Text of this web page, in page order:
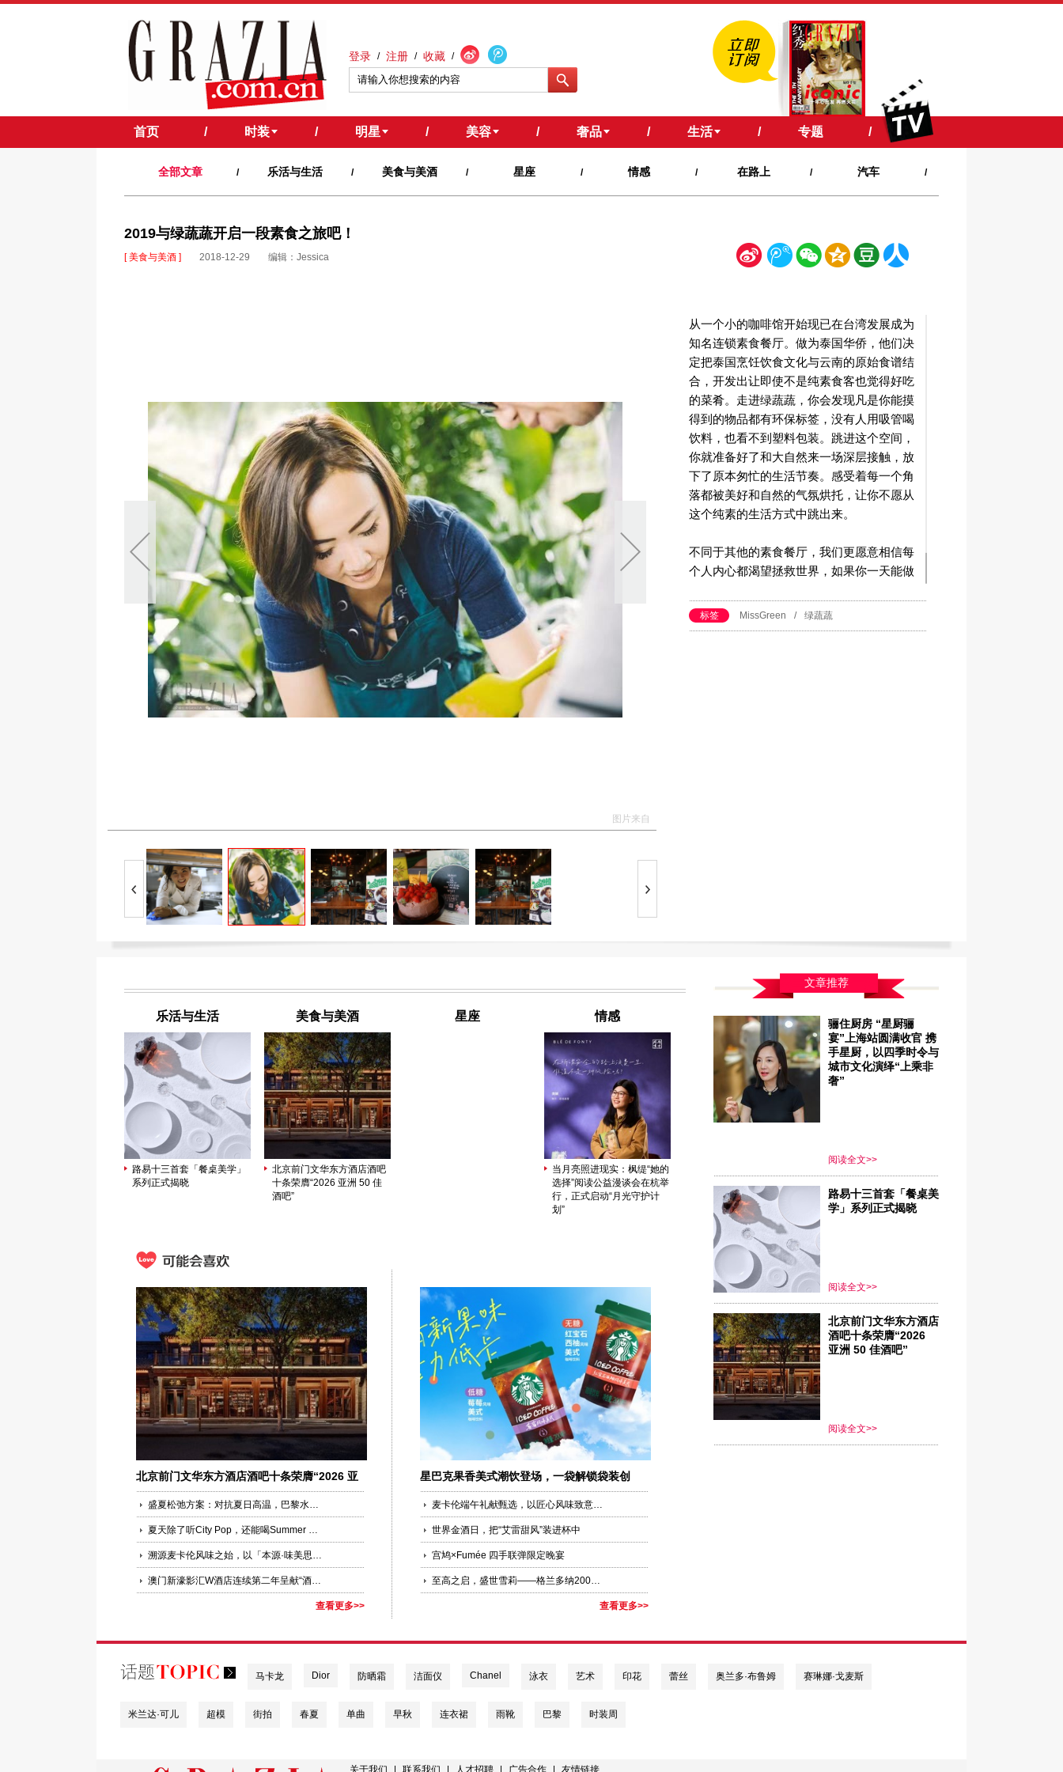
登录 / 注册 / 收藏 /
首页 / 时装 / 明星 / 美容 / 奢品 / 生活 / 专题 /
全部文章 / 乐活与生活 / 美食与美酒 / 星座 / 情感 / 在路上 / 汽车 /
2019与绿蔬蔬开启一段素食之旅吧！
[ 美食与美酒 ] 2018-12-29 编辑：Jessica 新 腾 微 空 豆
图片来自
从一个小的咖啡馆开始现已在台湾发展成为
知名连锁素食餐厅。做为泰国华侨，他们决
定把泰国烹饪饮食文化与云南的原始食谱结
合，开发出让即使不是纯素食客也觉得好吃
的菜肴。走进绿蔬蔬，你会发现凡是你能摸
得到的物品都有环保标签，没有人用吸管喝
饮料，也看不到塑料包装。跳进这个空间，
你就准备好了和大自然来一场深层接触，放
下了原本匆忙的生活节奏。感受着每一个角
落都被美好和自然的气氛烘托，让你不愿从
这个纯素的生活方式中跳出来。
不同于其他的素食餐厅，我们更愿意相信每
个人内心都渴望拯救世界，如果你一天能做
标签 MissGreen / 绿蔬蔬
乐活与生活
路易十三首套「餐桌美学」
系列正式揭晓
美食与美酒
北京前门文华东方酒店酒吧
十条荣膺“2026 亚洲 50 佳
酒吧”
星座 情感
当月亮照进现实：枫缇“她的
选择”阅读公益漫谈会在杭举
行，正式启动“月光守护计
划”
北京前门文华东方酒店酒吧十条荣膺“2026 亚
洲 50 佳酒吧”
盛夏松弛方案：对抗夏日高温，巴黎水开启轻盈悦己时刻
夏天除了听City Pop，还能喝Summer Bubble！——君度粉色玛格丽特陪伴理想夏日
溯源麦卡伦风味之始，以「本源·味美思」礼赞雪莉橡木桶源点
澳门新濠影汇W酒店连续第二年呈献“酒遇亚洲” 今年7月云集星级客席调酒师迎接2026年亚洲50最佳酒吧
查看更多>>
星巴克果香美式潮饮登场，一袋解锁袋装创
意、清爽口味、营养益处
麦卡伦端午礼献甄选，以匠心风味致意仲夏佳节
世界金酒日，把“艾雷甜风”装进杯中
宫鸠×Fumée 四手联弹限定晚宴
至高之启，盛世雪莉——格兰多纳200周年盛典暨56年珍酿“1968传奇”呈献于世
查看更多>>
文章推荐
骊住厨房 “星厨骊
宴”上海站圆满收官 携
手星厨，以四季时令与
城市文化演绎“上乘非
奢”
阅读全文>>
路易十三首套「餐桌美
学」系列正式揭晓
阅读全文>>
北京前门文华东方酒店
酒吧十条荣膺“2026
亚洲 50 佳酒吧”
阅读全文>>
马卡龙 Dior 防晒霜 洁面仪 Chanel 泳衣 艺术 印花 蕾丝 奥兰多·布鲁姆 赛琳娜·戈麦斯
米兰达·可儿 超模 街拍 春夏 单曲 早秋 连衣裙 雨靴 巴黎 时装周
关于我们 联系我们 人才招聘 广告合作 友情链接